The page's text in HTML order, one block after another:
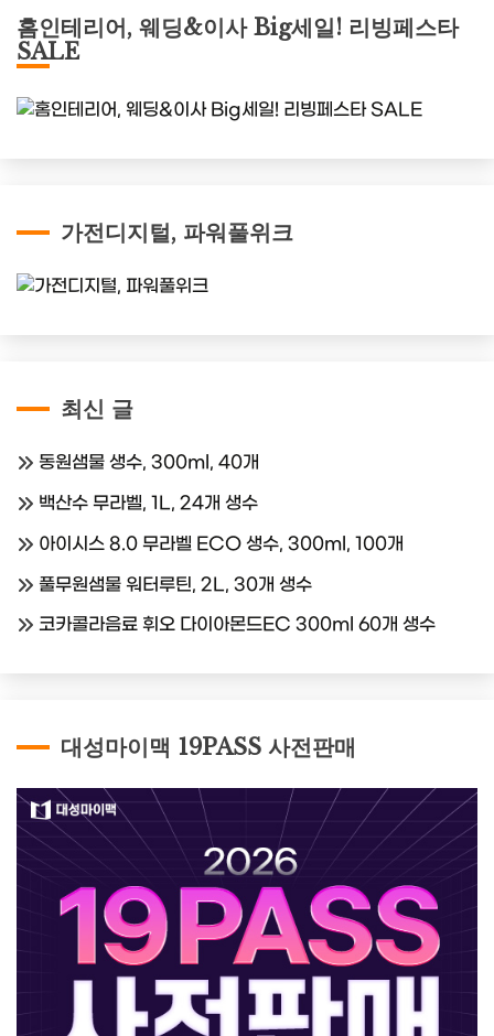
홈인테리어, 웨딩&이사 Big세일! 리빙페스타
SALE
가전디지털, 파워풀위크
최신 글
동원샘물 생수, 300ml, 40개
백산수 무라벨, 1L, 24개 생수
아이시스 8.0 무라벨 ECO 생수, 300ml, 100개
풀무원샘물 워터루틴, 2L, 30개 생수
코카콜라음료 휘오 다이아몬드EC 300ml 60개 생수
대성마이맥 19PASS 사전판매